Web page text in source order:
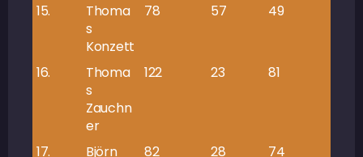
15.
Thoma
s
Konzett
78 57 49
16.
Thoma
s
Zauchn
er
122 23 81
17.
Björn
82 28 74